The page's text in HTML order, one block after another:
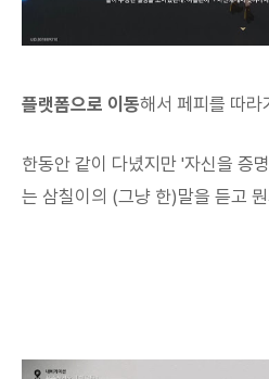
플랫폼으로 이동해서 페피를 따라
한동안 같이 다녔지만 '자신을 증
는 삼칠이의 (그냥 한)말을 듣고